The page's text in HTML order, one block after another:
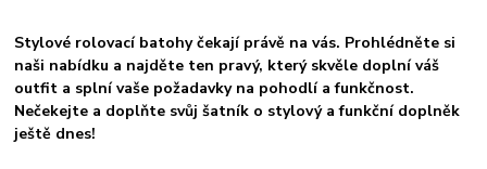
Stylové rolovací batohy čekají právě na vás. Prohlédněte si
naši nabídku a najděte ten pravý, který skvěle doplní váš
outfit a splní vaše požadavky na pohodlí a funkčnost.
Nečekejte a doplňte svůj šatník o stylový a funkční doplněk
ještě dnes!